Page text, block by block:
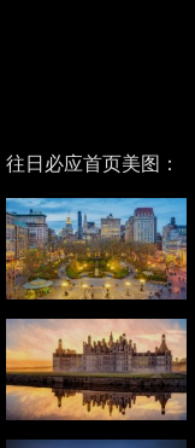
往日必应首页美图：